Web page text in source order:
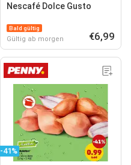
Nescafé Dolce Gusto
Bald gültig
Gültig ab morgen €6,99
-41%